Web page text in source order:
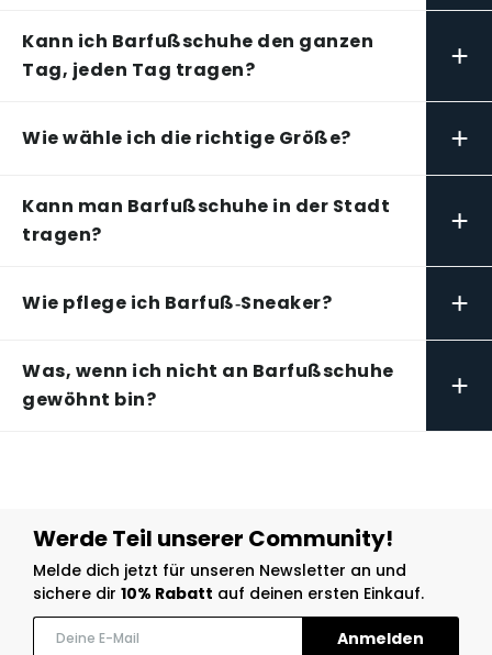
Kann ich Barfußschuhe den ganzen
Tag, jeden Tag tragen?
+
Wie wähle ich die richtige Größe? +
Kann man Barfußschuhe in der Stadt
tragen?
+
Wie pflege ich Barfuß‑Sneaker? +
Was, wenn ich nicht an Barfußschuhe
gewöhnt bin?
+
Werde Teil unserer Community!
Melde dich jetzt für unseren Newsletter an und
sichere dir 10% Rabatt auf deinen ersten Einkauf.